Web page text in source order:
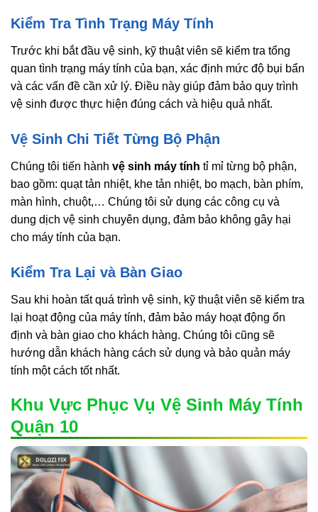
Kiểm Tra Tình Trạng Máy Tính
Trước khi bắt đầu vệ sinh, kỹ thuật viên sẽ kiểm tra tổng
quan tình trạng máy tính của bạn, xác định mức độ bụi bẩn
và các vấn đề cần xử lý. Điều này giúp đảm bảo quy trình
vệ sinh được thực hiện đúng cách và hiệu quả nhất.
Vệ Sinh Chi Tiết Từng Bộ Phận
Chúng tôi tiến hành vệ sinh máy tính tỉ mỉ từng bộ phận,
bao gồm: quạt tản nhiệt, khe tản nhiệt, bo mạch, bàn phím,
màn hình, chuột,… Chúng tôi sử dụng các công cụ và
dung dịch vệ sinh chuyên dụng, đảm bảo không gây hại
cho máy tính của bạn.
Kiểm Tra Lại và Bàn Giao
Sau khi hoàn tất quá trình vệ sinh, kỹ thuật viên sẽ kiểm tra
lại hoạt động của máy tính, đảm bảo máy hoạt động ổn
định và bàn giao cho khách hàng. Chúng tôi cũng sẽ
hướng dẫn khách hàng cách sử dụng và bảo quản máy
tính một cách tốt nhất.
Khu Vực Phục Vụ Vệ Sinh Máy Tính
Quận 10